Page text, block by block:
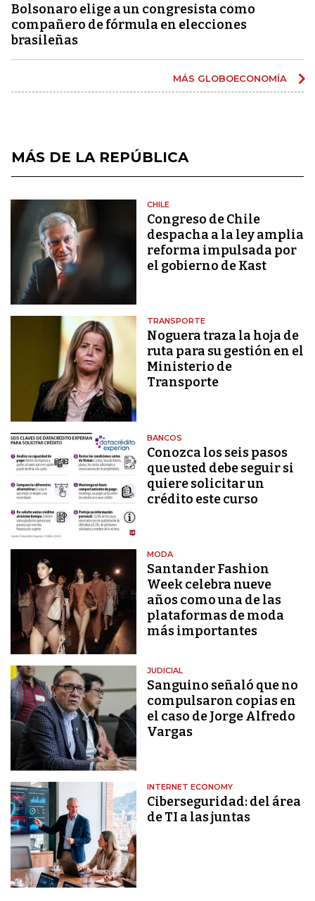
Bolsonaro elige a un congresista como
compañero de fórmula en elecciones
brasileñas
MÁS GLOBOECONOMÍA
MÁS DE LA REPÚBLICA
CHILE
Congreso de Chile
despacha a la ley amplia
reforma impulsada por
el gobierno de Kast
TRANSPORTE
Noguera traza la hoja de
ruta para su gestión en el
Ministerio de
Transporte
BANCOS
Conozca los seis pasos
que usted debe seguir si
quiere solicitar un
crédito este curso
MODA
Santander Fashion
Week celebra nueve
años como una de las
plataformas de moda
más importantes
JUDICIAL
Sanguino señaló que no
compulsaron copias en
el caso de Jorge Alfredo
Vargas
INTERNET ECONOMY
Ciberseguridad: del área
de TI a las juntas